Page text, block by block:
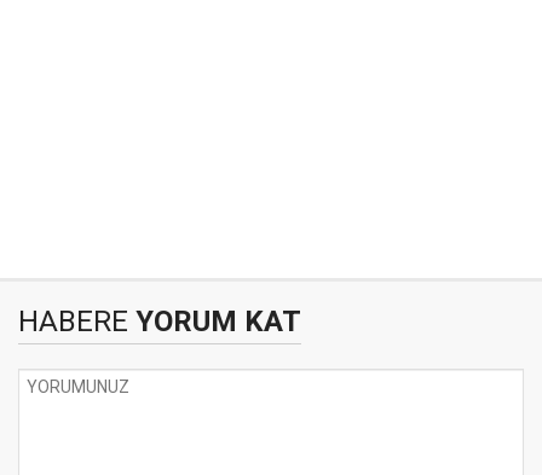
HABERE YORUM KAT